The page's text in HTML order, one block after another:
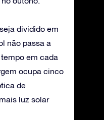
dividido em
não passa a
em cada
ocupa cinco
de
luz solar